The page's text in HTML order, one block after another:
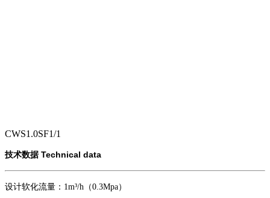
CWS1.0SF1/1
技术数据 Technical data
设计软化流量：1m³/h（0.3Mpa）